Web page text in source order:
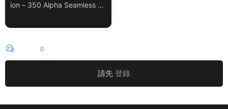
ion – 350 Alpha Seamless Bo
0
請先 登錄